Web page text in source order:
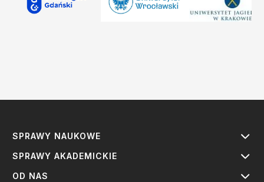
SPRAWY NAUKOWE
SPRAWY AKADEMICKIE
OD NAS